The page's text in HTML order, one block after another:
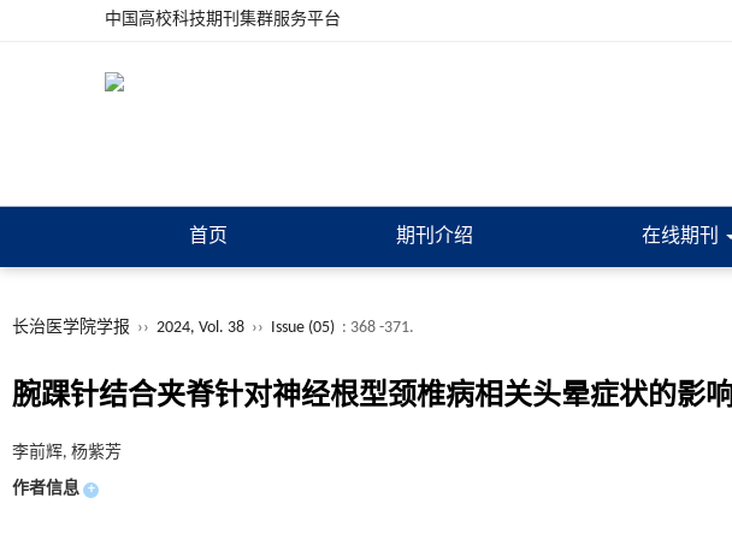
中国高校科技期刊集群服务平台
首页 期刊介绍 在线期刊
长治医学院学报 ›› 2024, Vol. 38 ›› Issue (05) : 368 -371.
腕踝针结合夹脊针对神经根型颈椎病相关头晕症状的影响
李前辉, 杨紫芳
作者信息 +